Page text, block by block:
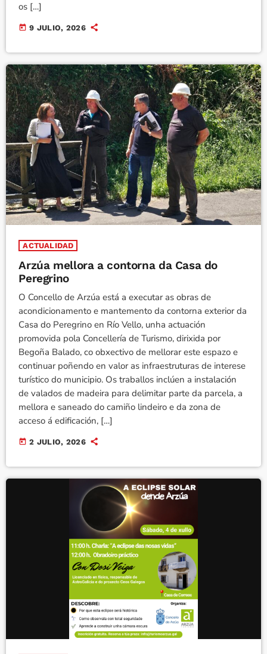
os […]
today 9 JULIO, 2026
ACTUALIDAD
Arzúa mellora a contorna da Casa do
Peregrino
O Concello de Arzúa está a executar as obras de
acondicionamento e mantemento da contorna exterior da
Casa do Peregrino en Río Vello, unha actuación
promovida pola Concellería de Turismo, dirixida por
Begoña Balado, co obxectivo de mellorar este espazo e
continuar poñendo en valor as infraestruturas de interese
turístico do municipio. Os traballos inclúen a instalación
de valados de madeira para delimitar parte da parcela, a
mellora e saneado do camiño lindeiro e da zona de
acceso á edificación, […]
today 2 JULIO, 2026